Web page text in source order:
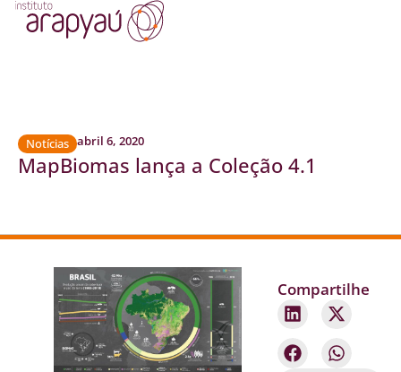
Notícias abril 6, 2020
MapBiomas lança a Coleção 4.1
Compartilhe